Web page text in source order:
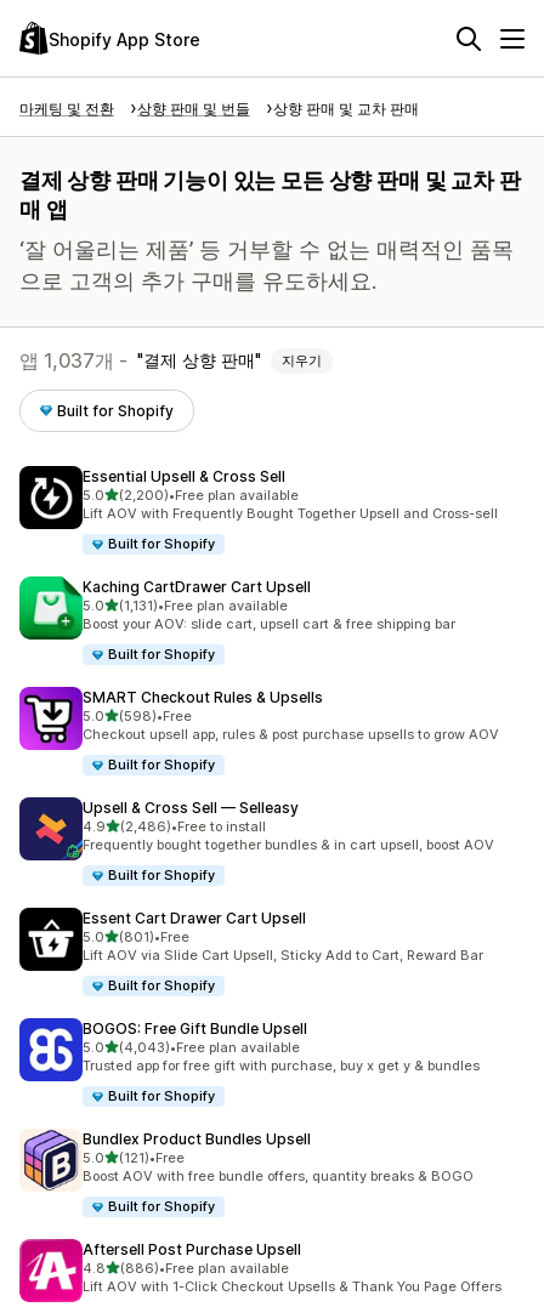
Shopify App Store
마케팅 및 전환 상향 판매 및 번들 상향 판매 및 교차 판매
결제 상향 판매 기능이 있는 모든 상향 판매 및 교차 판
매 앱
‘잘 어울리는 제품’ 등 거부할 수 없는 매력적인 품목
으로 고객의 추가 구매를 유도하세요.
앱 1,037개 - 결제 상향 판매 지우기
Built for Shopify
Essential Upsell & Cross Sell
5.0별 5개 중
(2,200)
총 리뷰 2200개
•Free plan available
Lift AOV with Frequently Bought Together Upsell and Cross-sell
Built for Shopify
Kaching CartDrawer Cart Upsell
5.0별 5개 중
(1,131)
총 리뷰 1131개
•Free plan available
Boost your AOV: slide cart, upsell cart & free shipping bar
Built for Shopify
SMART Checkout Rules & Upsells
5.0별 5개 중
(598)
총 리뷰 598개
•Free
Checkout upsell app, rules & post purchase upsells to grow AOV
Built for Shopify
Upsell & Cross Sell — Selleasy
4.9별 5개 중
(2,486)
총 리뷰 2486개
•Free to install
Frequently bought together bundles & in cart upsell, boost AOV
Built for Shopify
Essent Cart Drawer Cart Upsell
5.0별 5개 중
(801)
총 리뷰 801개
•Free
Lift AOV via Slide Cart Upsell, Sticky Add to Cart, Reward Bar
Built for Shopify
BOGOS: Free Gift Bundle Upsell
5.0별 5개 중
(4,043)
총 리뷰 4043개
•Free plan available
Trusted app for free gift with purchase, buy x get y & bundles
Built for Shopify
Bundlex Product Bundles Upsell
5.0별 5개 중
(121)
총 리뷰 121개
•Free
Boost AOV with free bundle offers, quantity breaks & BOGO
Built for Shopify
Aftersell Post Purchase Upsell
4.8별 5개 중
(886)
총 리뷰 886개
•Free plan available
Lift AOV with 1-Click Checkout Upsells & Thank You Page Offers